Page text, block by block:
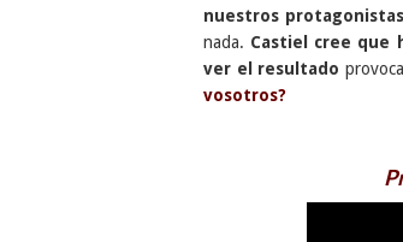
nuestros protagonistas
nada. Castiel cree que
ver el resultado
vosotros?